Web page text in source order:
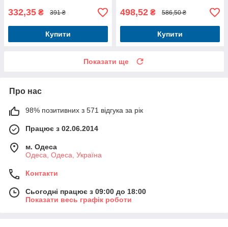
332,35 ₴ 391 ₴
Купити
498,52 ₴ 586,50 ₴
Купити
Показати ще
Про нас
98% позитивних з 571 відгука за рік
Працює з 02.06.2014
м. Одеса
Одеса, Одеса, Україна
Контакти
Сьогодні працює з 09:00 до 18:00
Показати весь графік роботи